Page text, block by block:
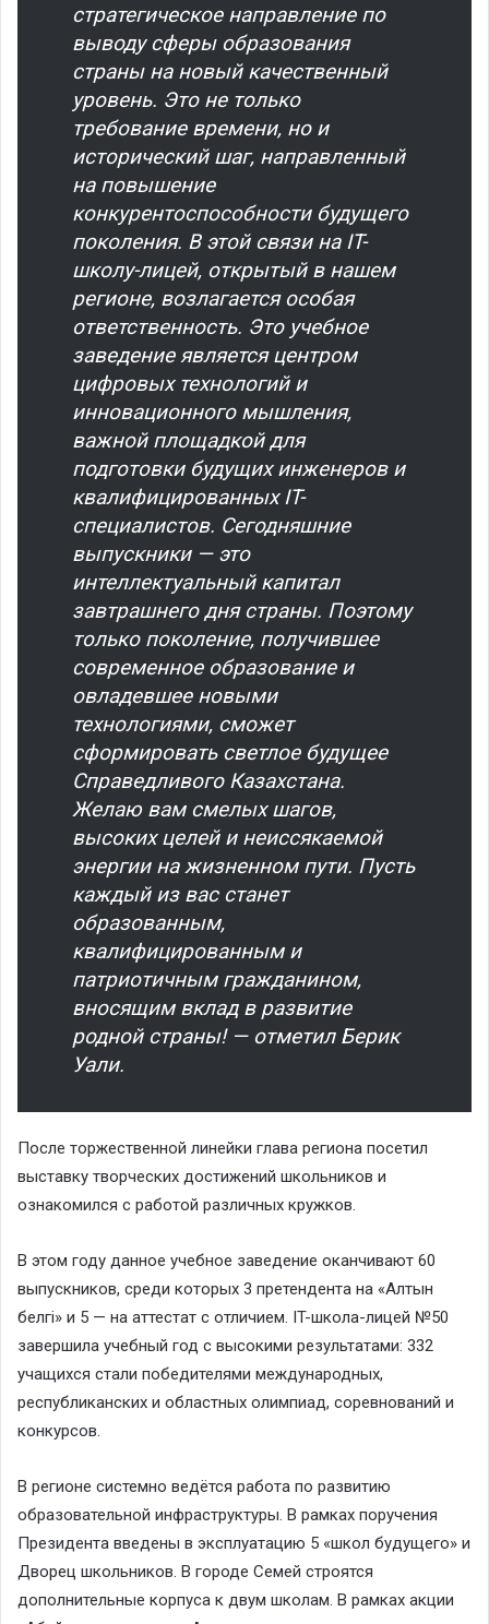
стратегическое направление по
выводу сферы образования
страны на новый качественный
уровень. Это не только
требование времени, но и
исторический шаг, направленный
на повышение
конкурентоспособности будущего
поколения. В этой связи на IT-
школу-лицей, открытый в нашем
регионе, возлагается особая
ответственность. Это учебное
заведение является центром
цифровых технологий и
инновационного мышления,
важной площадкой для
подготовки будущих инженеров и
квалифицированных IT-
специалистов. Сегодняшние
выпускники — это
интеллектуальный капитал
завтрашнего дня страны. Поэтому
только поколение, получившее
современное образование и
овладевшее новыми
технологиями, сможет
сформировать светлое будущее
Справедливого Казахстана.
Желаю вам смелых шагов,
высоких целей и неиссякаемой
энергии на жизненном пути. Пусть
каждый из вас станет
образованным,
квалифицированным и
патриотичным гражданином,
вносящим вклад в развитие
родной страны! — отметил Берик
Уали.
После торжественной линейки глава региона посетил
выставку творческих достижений школьников и
ознакомился с работой различных кружков.
В этом году данное учебное заведение оканчивают 60
выпускников, среди которых 3 претендента на «Алтын
белгі» и 5 — на аттестат с отличием. IT-школа-лицей №50
завершила учебный год с высокими результатами: 332
учащихся стали победителями международных,
республиканских и областных олимпиад, соревнований и
конкурсов.
В регионе системно ведётся работа по развитию
образовательной инфраструктуры. В рамках поручения
Президента введены в эксплуатацию 5 «школ будущего» и
Дворец школьников. В городе Семей строятся
дополнительные корпуса к двум школам. В рамках акции